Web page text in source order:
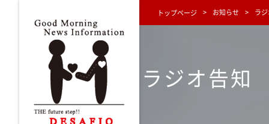
トップページ お知らせ ラ
ラジオ告知